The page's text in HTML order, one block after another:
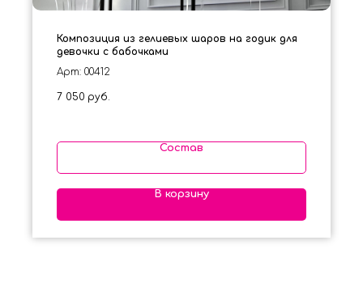
Композиция из гелиевых шаров на годик для
девочки с бабочками
Арт: 00412
7 050 руб.
Состав
В корзину